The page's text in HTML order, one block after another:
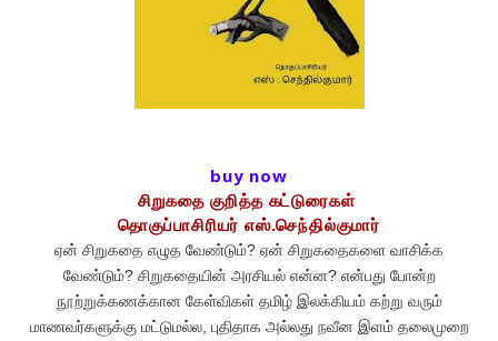
buy now
சிறுகதை குறித்த கட்டுரைகள்
தொகுப்பாசிரியர் எஸ்.செந்தில்குமார்
ஏன் சிறுகதை எழுத வேண்டும்? ஏன் சிறுகதைகளை வாசிக்க
வேண்டும்? சிறுகதையின் அரசியல் என்ன? என்பது போன்ற
நூற்றுக்கணக்கான கேள்விகள் தமிழ் இலக்கியம் கற்று வரும்
மாணவர்களுக்கு மட்டுமல்ல, புதிதாக அல்லது நவீன இளம் தலைமுறை